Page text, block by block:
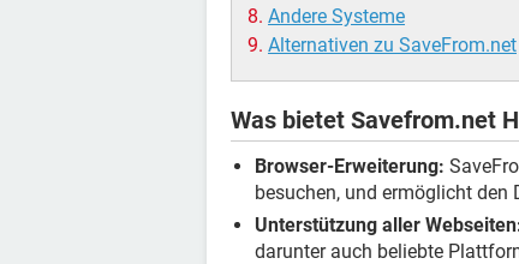
Andere Systeme
Alternativen zu SaveFrom.net
Was bietet Savefrom.net
Browser-Erweiterung:
besuchen, und ermöglicht den
Unterstützung aller
darunter auch beliebte